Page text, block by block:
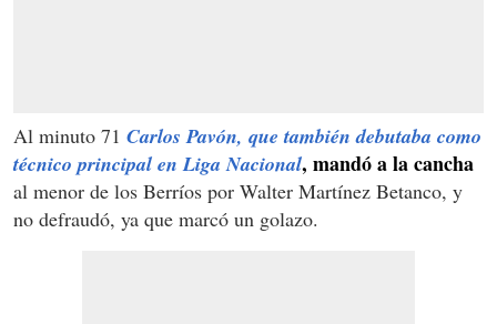
Al minuto 71 Carlos Pavón, que también debutaba como
técnico principal en Liga Nacional, mandó a la cancha
al menor de los Berríos por Walter Martínez Betanco, y
no defraudó, ya que marcó un golazo.